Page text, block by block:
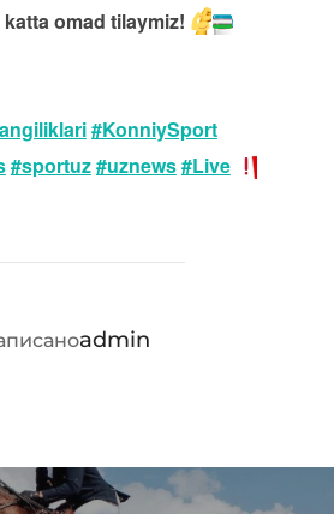
omad tilaymiz!
#KonniySport
#sportuz#uznews#Live
ЗАПИСИ
admin